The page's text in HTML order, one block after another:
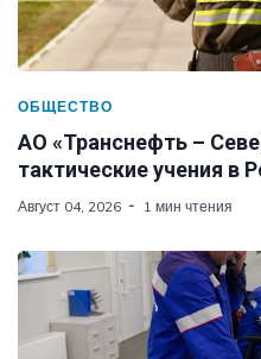
ОБЩЕСТВО
АО «Транснефть –
тактические учения в
Август 04, 2026 1 мин чтения